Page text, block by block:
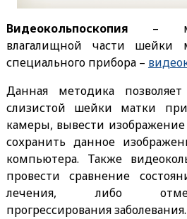
Видеокольпоскопия –
влагалищной части
специального прибора –
Данная методика
слизистой шейки матки
камеры, вывести
сохранить данное
компьютера. Также
провести сравнение
лечения, либо
прогрессирования заболевания.